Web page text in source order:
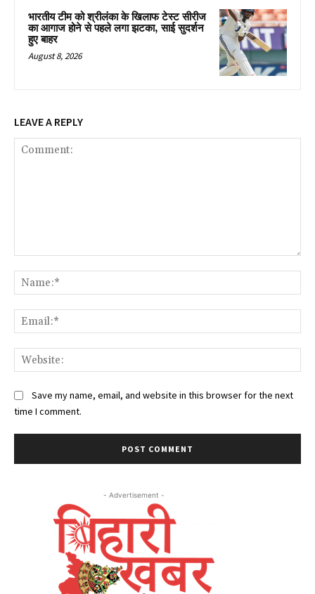
भारतीय टीम को श्रीलंका के खिलाफ टेस्ट सीरीज
का आगाज होने से पहले लगा झटका, साई सुदर्शन
हुए बाहर
August 8, 2026
LEAVE A REPLY
Save my name, email, and website in this browser for the next
time I comment.
- Advertisement -